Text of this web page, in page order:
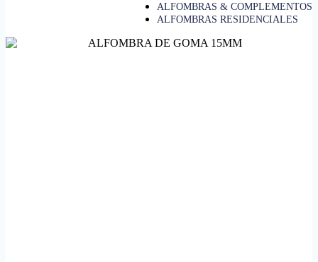
ALFOMBRAS & COMPLEMENTOS
ALFOMBRAS RESIDENCIALES